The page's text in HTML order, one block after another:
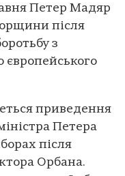
Петер Мадяр
після
з
європейського
приведення
Петера
після
Орбана.